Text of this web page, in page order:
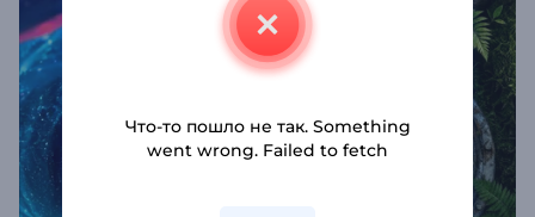
Что-то пошло не так. Something
went wrong. Failed to fetch